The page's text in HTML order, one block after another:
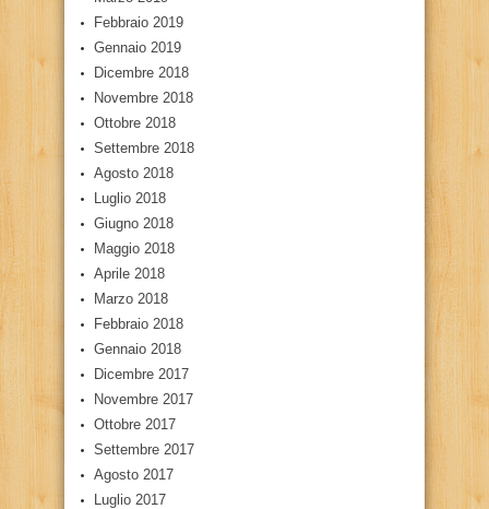
Febbraio 2019
Gennaio 2019
Dicembre 2018
Novembre 2018
Ottobre 2018
Settembre 2018
Agosto 2018
Luglio 2018
Giugno 2018
Maggio 2018
Aprile 2018
Marzo 2018
Febbraio 2018
Gennaio 2018
Dicembre 2017
Novembre 2017
Ottobre 2017
Settembre 2017
Agosto 2017
Luglio 2017